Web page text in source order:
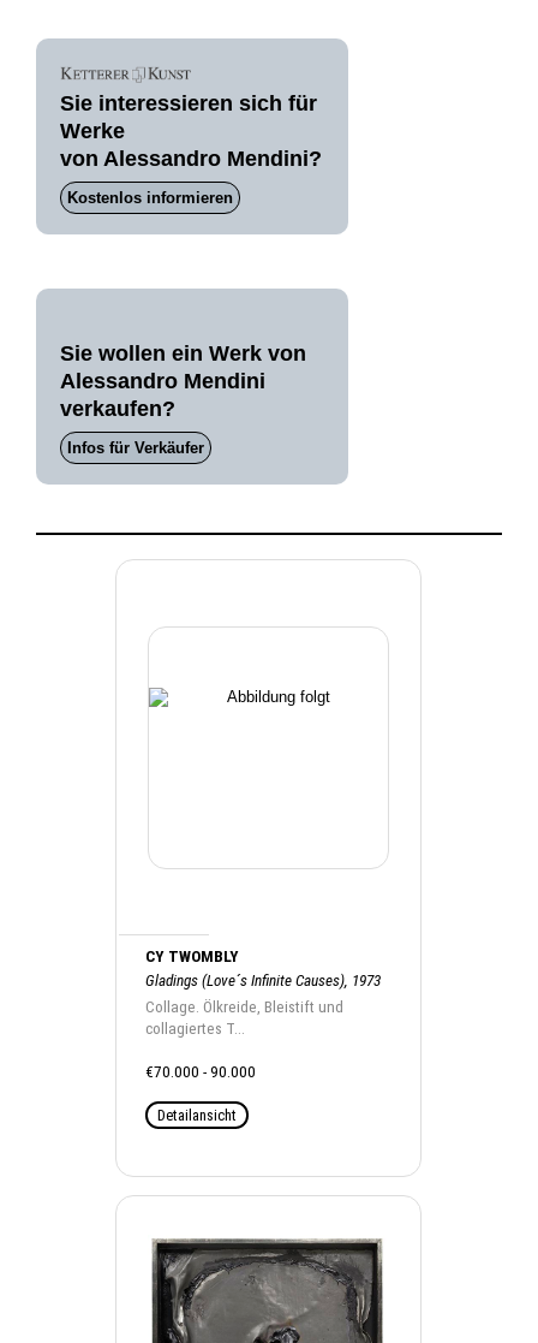
Sie interessieren sich für
Werke
von Alessandro Mendini?
Kostenlos informieren
Sie wollen ein Werk von
Alessandro Mendini
verkaufen?
Infos für Verkäufer
CY TWOMBLY
Gladings (Love´s Infinite Causes), 1973
Collage. Ölkreide, Bleistift und
collagiertes T...
€70.000 - 90.000
Detailansicht